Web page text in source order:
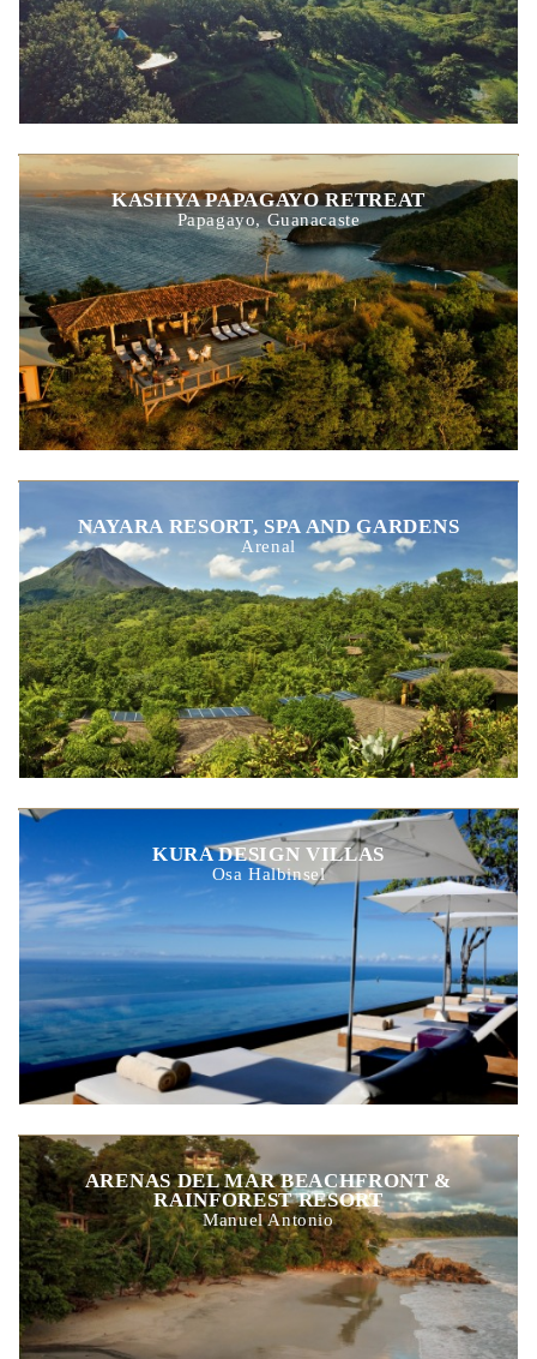
KASIIYA PAPAGAYO RETREAT
Papagayo, Guanacaste
NAYARA RESORT, SPA AND GARDENS
Arenal
KURA DESIGN VILLAS
Osa Halbinsel
ARENAS DEL MAR BEACHFRONT &
RAINFOREST RESORT
Manuel Antonio